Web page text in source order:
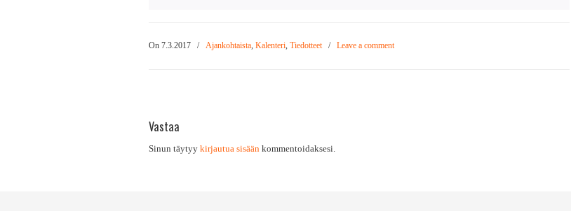
On 7.3.2017 / Ajankohtaista, Kalenteri, Tiedotteet / Leave a comment
Vastaa
Sinun täytyy kirjautua sisään kommentoidaksesi.